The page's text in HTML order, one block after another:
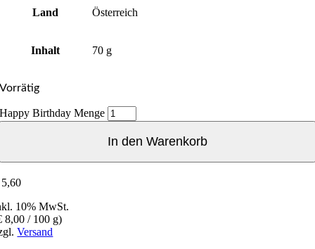
Land Österreich
Inhalt 70 g
Vorrätig
Happy Birthday Menge
In den Warenkorb
10% MwSt.
8,00 / 100 g)
Versand